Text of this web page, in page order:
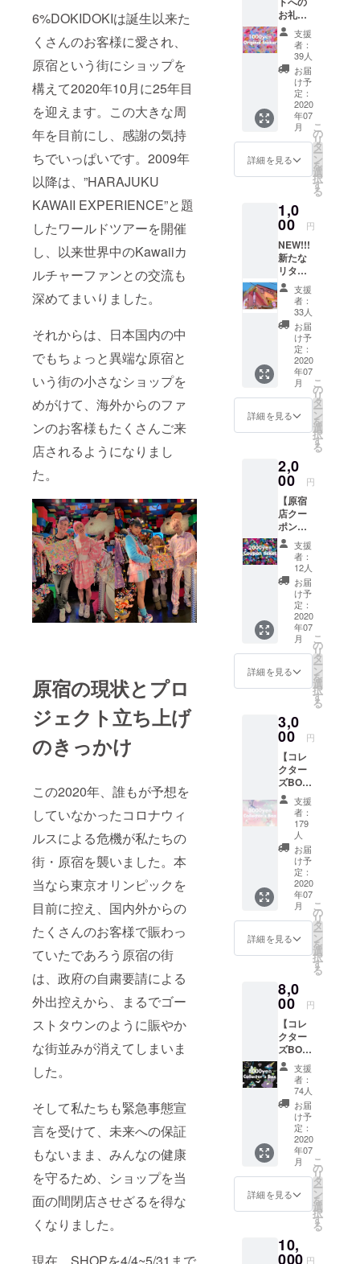
6%DOKIDOKIは誕生以来た
くさんのお客様に愛され、
原宿という街にショップを
構えて2020年10月に25年目
を迎えます。この大きな周
年を目前にし、感謝の気持
ちでいっぱいです。2009年
以降は、”HARAJUKU
KAWAII EXPERIENCE”と題
したワールドツアーを開催
し、以来世界中のKawaiiカ
ルチャーファンとの交流も
深めてまいりました。
それからは、日本国内の中
でもちょっと異端な原宿と
いう街の小さなショップを
めがけて、海外からのファ
ンのお客様もたくさんご来
店されるようになりまし
た。
原宿の現状とプロ
ジェクト立ち上げ
のきっかけ
この2020年、誰もが予想を
していなかったコロナウィ
ルスによる危機が私たちの
街・原宿を襲いました。本
当なら東京オリンピックを
目前に控え、国内外からの
たくさんのお客様で賑わっ
ていたであろう原宿の街
は、政府の自粛要請による
外出控えから、まるでゴー
ストタウンのように賑やか
な街並みが消えてしまいま
した。
そして私たちも緊急事態宣
言を受けて、未来への保証
もないまま、みんなの健康
を守るため、ショップを当
面の間閉店させざるを得な
くなりました。
お礼と
して、
オリジ
ナルス
テッ
カーと
Thank
youカー
ドを差
し上げ
ます。
※サポー
トをし
に『上
乗せ支
援』を
するこ
とがで
きま
す。ご
都合許
す場合
は、上
乗せで
ご支援
頂けま
すと大
変嬉し
いで
す。
支援
者：
39人
お届
け予
定：
2020
年07
月
詳細を見る
こ
の
リ
タ
ー
ン
を
選
択
す
る
1,0
00 円
NEW!!!
新たな
リター
ンを追
加しま
した！
原宿店
の店舗
のフ
ラッグ
に、あ
なたの
お名前
を掲載
しま
コース
ではサ
ポート
をして
いただ
く際に
『上乗
せ支
援』を
するこ
とがで
きま
す。ご
都合許
す場合
は、上
乗せで
変嬉し
いで
壁面フ
ラッグ
へのお
名前掲
載 画像
にもあ
る、原
宿店の
外壁に
飾られ
る新し
いフ
ラッグ
名前掲
載を致
掲載可
能な方
はお名
前(もし
くは
ニック
ネーム)
を備考
欄へご
記入お
願いし
ます。
※ 掲載
不要の
【不
要】と
い。
支援
者：
33人
お届
け予
定：
2020
年07
月
詳細を見る
こ
の
リ
タ
ー
ン
を
選
択
す
る
2,0
00 円
【原宿
店クー
ポン
コー
ス】 ■
オリジ
ナルス
テッ
カー・
Thank
youカー
ドに加
え、コ
ロナ収
束後に
用いた
だける
1000円
分の
クーポ
ンを差
し上げ
ます。
（有効
期限
2020年
12月末
日）
支援
者：
12人
お届
け予
定：
2020
年07
月
詳細を見る
こ
の
リ
タ
ー
ン
を
選
択
す
る
3,0
00 円
【コレ
クター
ズBOX
コー
ス・
小】 す
でに販
売を終
了した
アーカ
イヴア
イテム
を中心
に、特
別なア
コレク
ターズ
お届け
しま
す！オ
リジナ
ルス
テッ
カー・
Thank
youカー
ドも差
し上げ
ます。
■3000
円コー
セサ
リー オ
支援
者：
179
人
お届
け予
定：
2020
年07
月
詳細を見る
こ
の
リ
タ
ー
ン
を
選
択
す
る
8,0
00 円
【コレ
クター
ズBOX
コー
ス・
大】 す
でに販
売を終
了した
アーカ
イヴア
イテム
を中心
に、特
別なア
集めた
コレク
支援
者：
74人
お届
け予
定：
2020
年07
月
詳細を見る
こ
の
リ
タ
ー
ン
を
選
択
す
る
10,
000 円